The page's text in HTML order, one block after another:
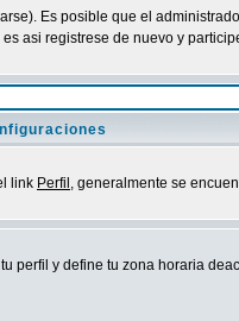
Es posible que el
asi registrese de nuevo y
link Perfil , generalmente se
y define tu zona horaria